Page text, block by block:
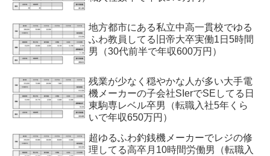
地方都市にある私立中高一貫校でゆる
ふわ教員してる旧帝大卒実働1日5時間
男（30代前半で年収600万円）
残業が少なく穏やかな人が多い大手電
機メーカーの子会社SIerでSEしてる日
東駒専レベル卒男（転職入社5年くら
いで年収650万円）
超ゆるふわ釣銭機メーカーでレジの修
理してる高卒月10時間労働男（転職入